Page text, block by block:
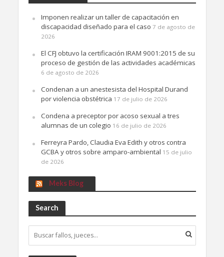
Imponen realizar un taller de capacitación en
discapacidad diseñado para el caso 7 de agosto de
2026
El CFJ obtuvo la certificación IRAM 9001:2015 de su
proceso de gestión de las actividades académicas
6 de agosto de 2026
Condenan a un anestesista del Hospital Durand
por violencia obstétrica 17 de julio de 2026
Condena a preceptor por acoso sexual a tres
alumnas de un colegio 16 de julio de 2026
Ferreyra Pardo, Claudia Eva Edith y otros contra
GCBA y otros sobre amparo-ambiental 15 de julio
de 2026
Meks Blog
Search